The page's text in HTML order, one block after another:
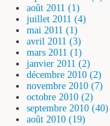
août 2011 (1)
juillet 2011 (4)
mai 2011 (1)
avril 2011 (3)
mars 2011 (1)
janvier 2011 (2)
décembre 2010 (2)
novembre 2010 (7)
octobre 2010 (2)
septembre 2010 (40)
août 2010 (19)